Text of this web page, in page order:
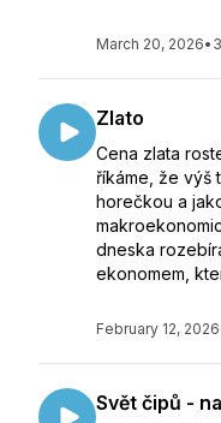
March 20, 2026•
Zlato
Cena zlata
říkáme, že výš
horečkou a
dneska
ekonomem,
February 12, 2026
Svět čipů -